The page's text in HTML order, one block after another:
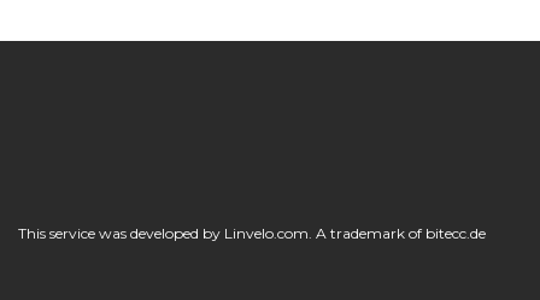
This service was developed by Linvelo.com. A trademark of bitecc.de